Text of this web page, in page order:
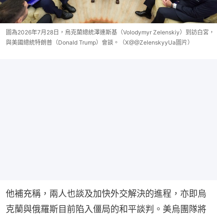
圖為2026年7月28日，烏克蘭總統澤連斯基（Volodymyr Zelenskiy）到訪白宮，
與美國總統特朗普（Donald Trump）會談。（X@@ZelenskyyUa圖片）
他補充稱，兩人也談及加快外交解決的進程，亦即烏
克蘭與俄羅斯目前陷入僵局的和平談判。美烏團隊將